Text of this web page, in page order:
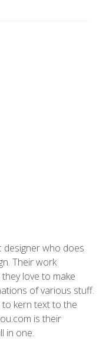
designer who does
Their work
love to make
of various stuff.
to kern text to the
is their
in one.